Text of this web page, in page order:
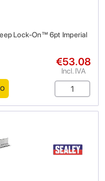
Lock-On™ 6pt Imperial
€53.08
Incl. IVA